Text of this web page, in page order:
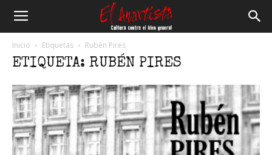
Inicio Etiquetas Rubén Pires
ETIQUETA: RUBÉN PIRES